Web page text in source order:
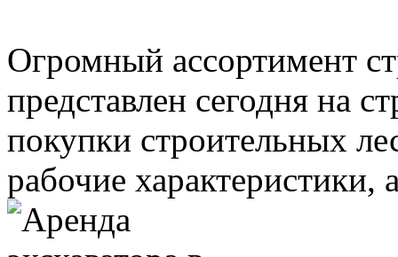
Огромный ассортимент
представлен сегодня на
покупки строительных
рабочие